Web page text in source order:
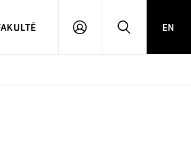
PŘIHLÁSITHLEDAT
EN